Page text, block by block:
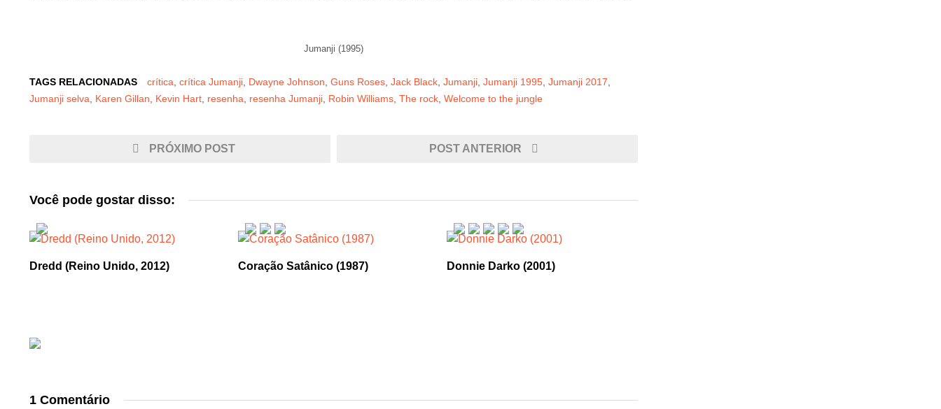
Jumanji (1995)
TAGS RELACIONADAS crítica crítica Jumanji Dwayne Johnson Guns Roses Jack Black Jumanji Jumanji 1995 Jumanji 2017
Jumanji selva
Karen Gillan Kevin Hart resenha resenha Jumanji Robin Williams The rock Welcome to the jungle
PRÓXIMO POST POST ANTERIOR
Você pode gostar disso:
Dredd (Reino Unido, 2012) Coração Satânico (1987) Donnie Darko (2001)
1 Comentário